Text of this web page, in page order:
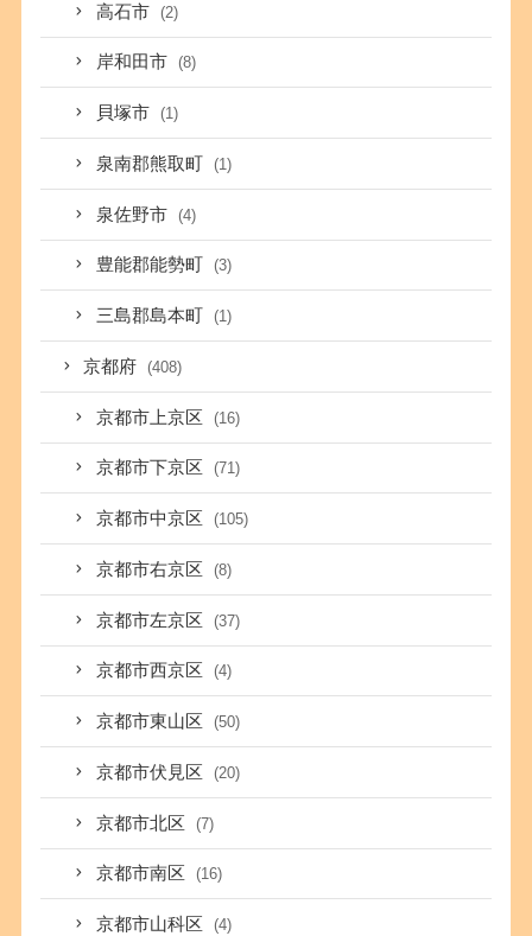
高石市 (2)
岸和田市 (8)
貝塚市 (1)
泉南郡熊取町 (1)
泉佐野市 (4)
豊能郡能勢町 (3)
三島郡島本町 (1)
京都府 (408)
京都市上京区 (16)
京都市下京区 (71)
京都市中京区 (105)
京都市右京区 (8)
京都市左京区 (37)
京都市西京区 (4)
京都市東山区 (50)
京都市伏見区 (20)
京都市北区 (7)
京都市南区 (16)
京都市山科区 (4)